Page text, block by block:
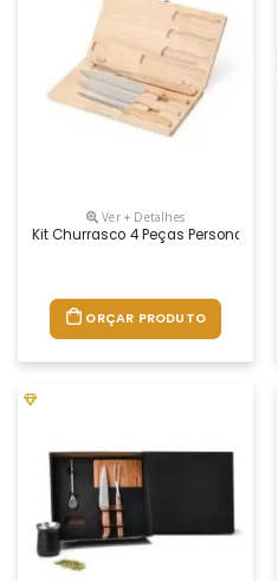
Ver + Detalhes
Kit Churrasco 4 Peças Personalizado
ORÇAR PRODUTO